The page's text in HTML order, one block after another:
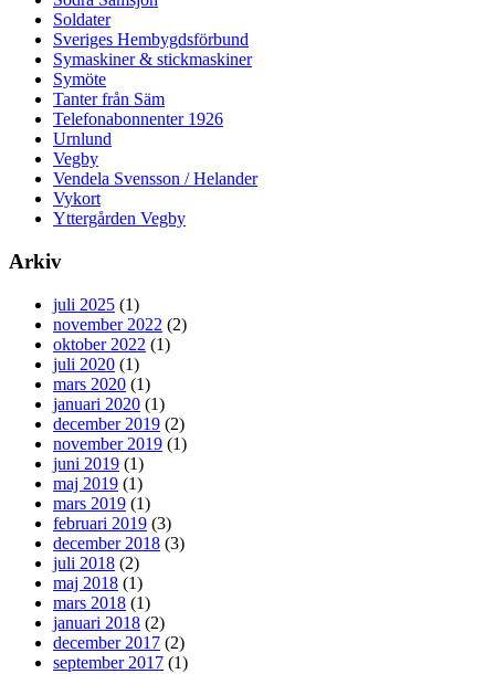
Soldater
Sveriges Hembygdsförbund
Symaskiner & stickmaskiner
Symöte
Tanter från Säm
Telefonabonnenter 1926
Urnlund
Vegby
Vendela Svensson / Helander
Vykort
Yttergården Vegby
Arkiv
juli 2025 (1)
november 2022 (2)
oktober 2022 (1)
juli 2020 (1)
mars 2020 (1)
januari 2020 (1)
december 2019 (2)
november 2019 (1)
juni 2019 (1)
maj 2019 (1)
mars 2019 (1)
februari 2019 (3)
december 2018 (3)
juli 2018 (2)
maj 2018 (1)
mars 2018 (1)
januari 2018 (2)
december 2017 (2)
september 2017 (1)